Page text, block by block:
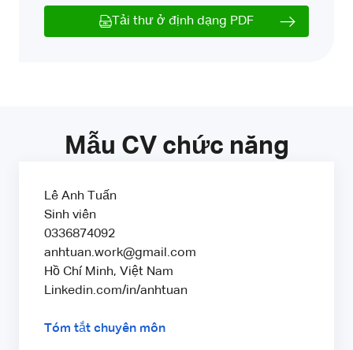
Tải thư ở định dạng PDF
Mẫu CV chức năng
Lê Anh Tuấn
Sinh viên
0336874092
anhtuan.work@gmail.com
Hồ Chí Minh, Việt Nam
Linkedin.com/in/anhtuan
Tóm tắt chuyên môn